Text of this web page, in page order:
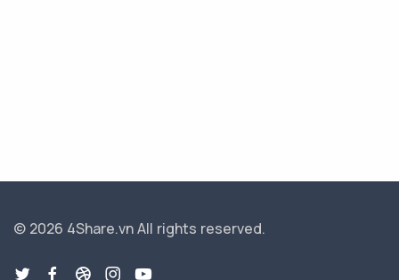
© 2026 4Share.vnAll rights reserved.